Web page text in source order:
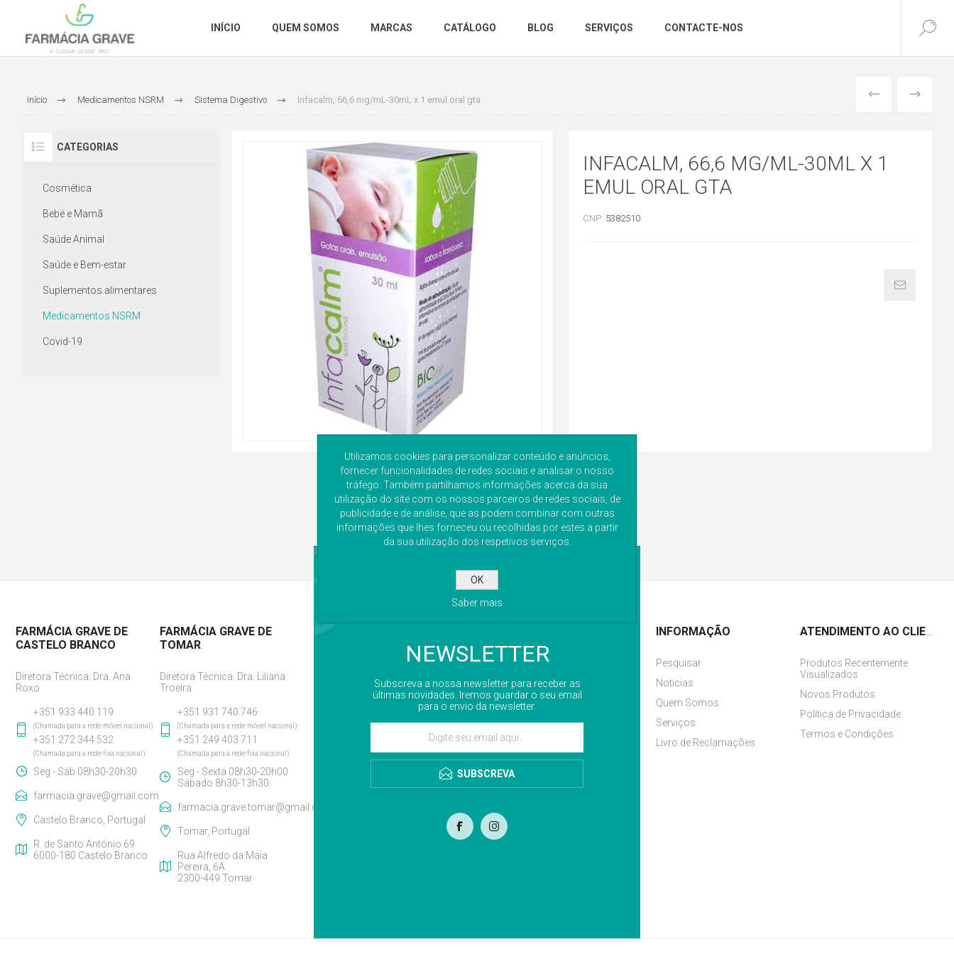
INÍCIO QUEM SOMOS MARCAS CATÁLOGO BLOG SERVIÇOS CONTACTE-NOS
Início Medicamentos NSRM Sistema Digestivo Infacalm, 66,6 mg/mL-30mL x 1 emul oral gta ANTERIORSEGUINTE
CATEGORIAS
Cosmética
Bebé e Mamã
Saúde Animal
Saúde e Bem-estar
Suplementos alimentares
Medicamentos NSRM
Covid-19
INFACALM, 66,6 MG/ML-30ML X 1
EMUL ORAL GTA
CNP: 5382510
NEWSLETTER
Subscreva a nossa newsletter para receber as
últimas novidades. Iremos guardar o seu email
para o envio da newsletter.
SUBSCREVA
FARMÁCIA GRAVE DE
CASTELO BRANCO
Diretora Técnica: Dra. Ana
Roxo
+351 933 440 119
(Chamada para a rede móvel nacional)
+351 272 344 532
(Chamada para a rede fixa nacional)
Seg - Sáb 08h30-20h30
farmacia.grave@gmail.com
Castelo Branco, Portugal
R. de Santo António 69
6000-180 Castelo Branco
FARMÁCIA GRAVE DE
TOMAR
Diretora Técnica: Dra. Liliana
Troeira
+351 931 740 746
(Chamada para a rede móvel nacional)
+351 249 403 711
(Chamada para a rede fixa nacional)
Seg - Sexta 08h30-20h00
Sábado 8h30-13h30
farmacia.grave.tomar@gmail.com
Tomar, Portugal
Rua Alfredo da Maia
Pereira, 6A
2300-449 Tomar
INFORMAÇÃO
Pesquisar
Noticias
Quem Somos
Serviços
Livro de Reclamações
ATENDIMENTO AO CLIENTE
Produtos Recentemente
Visualizados
Novos Produtos
Política de Privacidade
Termos e Condições
Utilizamos cookies para personalizar conteúdo e anúncios,
fornecer funcionalidades de redes sociais e analisar o nosso
tráfego. Também partilhamos informações acerca da sua
utilização do site com os nossos parceiros de redes sociais, de
publicidade e de análise, que as podem combinar com outras
informações que lhes forneceu ou recolhidas por estes a partir
da sua utilização dos respetivos serviços.
OK
Saber mais